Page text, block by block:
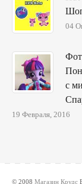
04
с
19 Февраля, 2016
© 2008 Магазин Крудс